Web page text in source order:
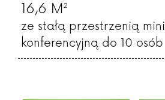
16,6 M²
ze stałą przestrzenią mini
konferencyjną do 10 osób